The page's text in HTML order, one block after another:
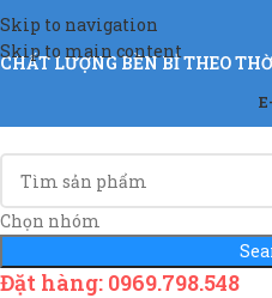
Skip to navigation
Skip to main content
CHẤT LƯỢNG BỀN BỈ THEO
Chọn nhóm
Đặt hàng: 0969.798.548